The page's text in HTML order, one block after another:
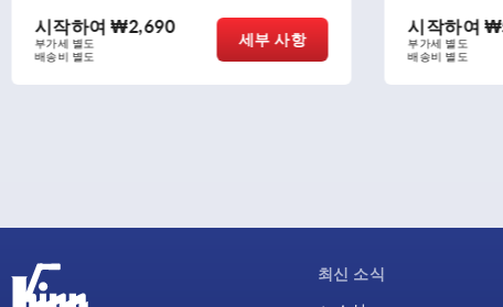
시작하여₩5,430
부가세 별도
배송비 별도
세부 사항
시작하여
부가세 별도
배송비 별도
최신 소식